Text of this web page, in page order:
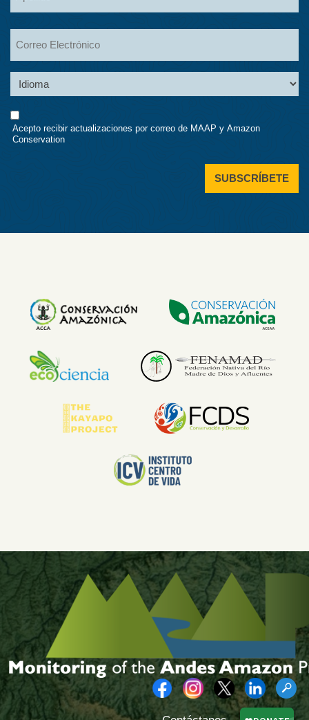
Consent
Acepto recibir actualizaciones por correo de MAAP y Amazon
Conservation